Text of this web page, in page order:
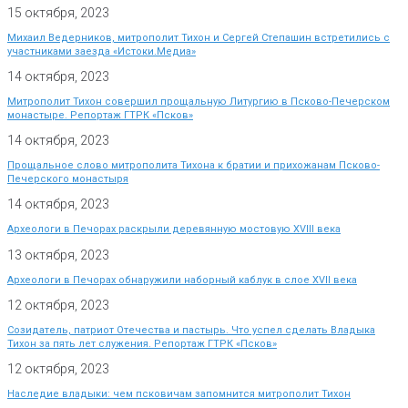
15 октября, 2023
Михаил Ведерников, митрополит Тихон и Сергей Степашин встретились с
участниками заезда «Истоки.Медиа»
14 октября, 2023
Митрополит Тихон совершил прощальную Литургию в Псково-Печерском
монастыре. Репортаж ГТРК «Псков»
14 октября, 2023
Прощальное слово митрополита Тихона к братии и прихожанам Псково-
Печерского монастыря
14 октября, 2023
Археологи в Печорах раскрыли деревянную мостовую XVIII века
13 октября, 2023
Археологи в Печорах обнаружили наборный каблук в слое XVII века
12 октября, 2023
Созидатель, патриот Отечества и пастырь. Что успел сделать Владыка
Тихон за пять лет служения. Репортаж ГТРК «Псков»
12 октября, 2023
Наследие владыки: чем псковичам запомнится митрополит Тихон